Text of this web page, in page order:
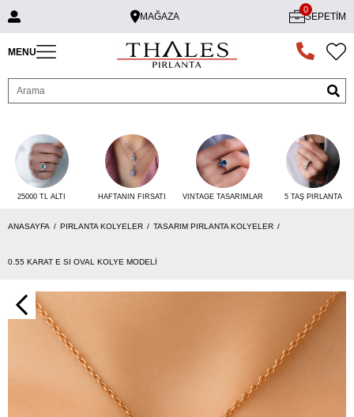
MAĞAZA SEPETIM
0
MENU
25000 TL ALTI HAFTANIN FIRSATI VINTAGE TASARIMLAR 5 TAŞ PIRLANTA
ANASAYFA PIRLANTA KOLYELER TASARIM PIRLANTA KOLYELER
0.55 KARAT E SI OVAL KOLYE MODELI